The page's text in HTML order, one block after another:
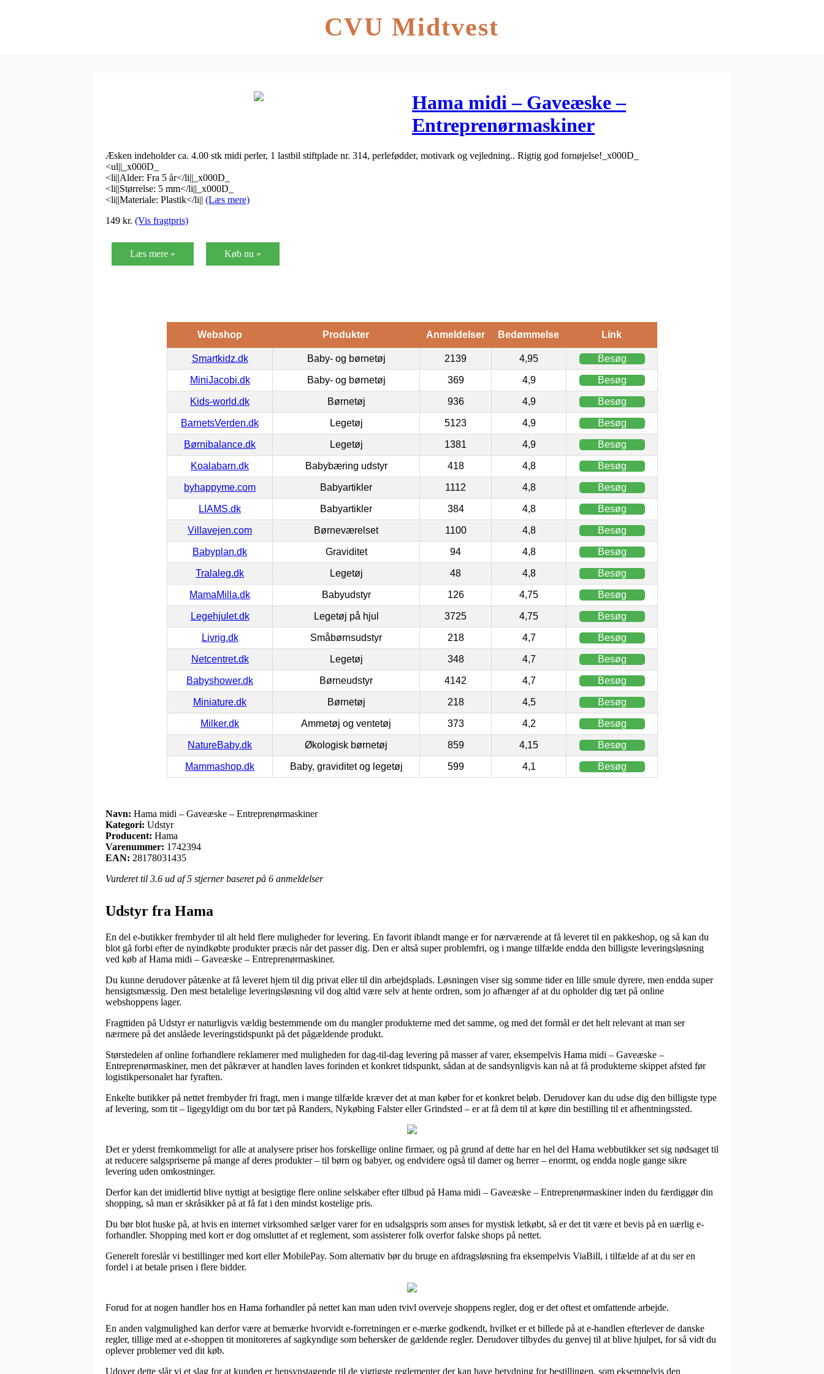
CVU Midtvest
Hama midi – Gaveæske –
Entreprenørmaskiner
Æsken indeholder ca. 4.00 stk midi perler, 1 lastbil stiftplade nr. 314, perlefødder, motivark og vejledning.. Rigtig god fornøjelse!_x000D_
<ul||_x000D_
<li||Alder: Fra 5 år</li||_x000D_
<li||Størrelse: 5 mm</li||_x000D_
<li||Materiale: Plastik</li|| (Læs mere)
149 kr. (Vis fragtpris)
Læs mere » Køb nu »
Webshop Produkter Anmeldelser Bedømmelse Link
Smartkidz.dk Baby- og børnetøj 2139 4,95 Besøg
MiniJacobi.dk Baby- og børnetøj 369 4,9 Besøg
Kids-world.dk Børnetøj 936 4,9 Besøg
BarnetsVerden.dk Legetøj 5123 4,9 Besøg
Børnibalance.dk Legetøj 1381 4,9 Besøg
Koalabarn.dk Babybæring udstyr 418 4,8 Besøg
byhappyme.com Babyartikler 1112 4,8 Besøg
LIAMS.dk Babyartikler 384 4,8 Besøg
Villavejen.com Børneværelset 1100 4,8 Besøg
Babyplan.dk Graviditet 94 4,8 Besøg
Tralaleg.dk Legetøj 48 4,8 Besøg
MamaMilla.dk Babyudstyr 126 4,75 Besøg
Legehjulet.dk Legetøj på hjul 3725 4,75 Besøg
Livrig.dk Småbørnsudstyr 218 4,7 Besøg
Netcentret.dk Legetøj 348 4,7 Besøg
Babyshower.dk Børneudstyr 4142 4,7 Besøg
Miniature.dk Børnetøj 218 4,5 Besøg
Milker.dk Ammetøj og ventetøj 373 4,2 Besøg
NatureBaby.dk Økologisk børnetøj 859 4,15 Besøg
Mammashop.dk Baby, graviditet og legetøj 599 4,1 Besøg
Navn: Hama midi – Gaveæske – Entreprenørmaskiner
Kategori: Udstyr
Producent: Hama
Varenummer: 1742394
EAN: 28178031435
Vurderet til 3.6 ud af 5 stjerner baseret på 6 anmeldelser
Udstyr fra Hama
En del e-butikker frembyder til alt held flere muligheder for levering. En favorit iblandt mange er for nærværende at få leveret til en pakkeshop, og så kan du
blot gå forbi efter de nyindkøbte produkter præcis når det passer dig. Den er altså super problemfri, og i mange tilfælde endda den billigste leveringsløsning
ved køb af Hama midi – Gaveæske – Entreprenørmaskiner.
Du kunne derudover påtænke at få leveret hjem til dig privat eller til din arbejdsplads. Løsningen viser sig somme tider en lille smule dyrere, men endda super
hensigtsmæssig. Den mest betalelige leveringsløsning vil dog altid være selv at hente ordren, som jo afhænger af at du opholder dig tæt på online
webshoppens lager.
Fragttiden på Udstyr er naturligvis vældig bestemmende om du mangler produkterne med det samme, og med det formål er det helt relevant at man ser
nærmere på det anslåede leveringstidspunkt på det pågældende produkt.
Størstedelen af online forhandlere reklamerer med muligheden for dag-til-dag levering på masser af varer, eksempelvis Hama midi – Gaveæske –
Entreprenørmaskiner, men det påkræver at handlen laves forinden et konkret tidspunkt, sådan at de sandsynligvis kan nå at få produkterne skippet afsted før
logistikpersonalet har fyraften.
Enkelte butikker på nettet frembyder fri fragt, men i mange tilfælde kræver det at man køber for et konkret beløb. Derudover kan du udse dig den billigste type
af levering, som tit – ligegyldigt om du bor tæt på Randers, Nykøbing Falster eller Grindsted – er at få dem til at køre din bestilling til et afhentningssted.
Det er yderst fremkommeligt for alle at analysere priser hos forskellige online firmaer, og på grund af dette har en hel del Hama webbutikker set sig nødsaget til
at reducere salgspriserne på mange af deres produkter – til børn og babyer, og endvidere også til damer og herrer – enormt, og endda nogle gange sikre
levering uden omkostninger.
Derfor kan det imidlertid blive nyttigt at besigtige flere online selskaber efter tilbud på Hama midi – Gaveæske – Entreprenørmaskiner inden du færdiggør din
shopping, så man er skråsikker på at få fat i den mindst kostelige pris.
Du bør blot huske på, at hvis en internet virksomhed sælger varer for en udsalgspris som anses for mystisk letkøbt, så er det tit være et bevis på en uærlig e-
forhandler. Shopping med kort er dog omsluttet af et reglement, som assisterer folk overfor falske shops på nettet.
Generelt foreslår vi bestillinger med kort eller MobilePay. Som alternativ bør du bruge en afdragsløsning fra eksempelvis ViaBill, i tilfælde af at du ser en
fordel i at betale prisen i flere bidder.
Forud for at nogen handler hos en Hama forhandler på nettet kan man uden tvivl overveje shoppens regler, dog er det oftest et omfattende arbejde.
En anden valgmulighed kan derfor være at bemærke hvorvidt e-forretningen er e-mærke godkendt, hvilket er et billede på at e-handlen efterlever de danske
regler, tillige med at e-shoppen tit monitoreres af sagkyndige som behersker de gældende regler. Derudover tilbydes du genvej til at blive hjulpet, for så vidt du
oplever problemer ved dit køb.
Udover dette slår vi et slag for at kunden er hensynstagende til de vigtigste reglementer der kan have betydning for bestillingen, som eksempelvis den